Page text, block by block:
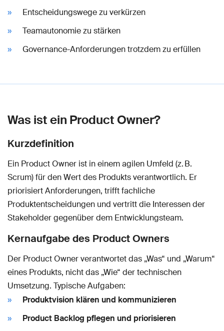
Entscheidungswege zu verkürzen
Teamautonomie zu stärken
Governance-Anforderungen trotzdem zu erfüllen
Was ist ein Product Owner?
Kurzdefinition
Ein Product Owner ist in einem agilen Umfeld (z. B.
Scrum) für den Wert des Produkts verantwortlich. Er
priorisiert Anforderungen, trifft fachliche
Produktentscheidungen und vertritt die Interessen der
Stakeholder gegenüber dem Entwicklungsteam.
Kernaufgabe des Product Owners
Der Product Owner verantwortet das „Was“ und „Warum“
eines Produkts, nicht das „Wie“ der technischen
Umsetzung. Typische Aufgaben:
Produktvision klären und kommunizieren
Product Backlog pflegen und priorisieren